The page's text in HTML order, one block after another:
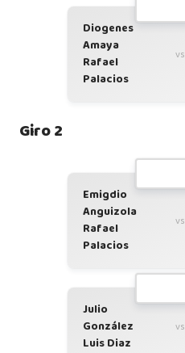
Diogenes
Amaya
Rafael
Palacios
vs
Giro 2
Emigdio
Anguizola
Rafael
Palacios
vs
Julio
González
Luis Diaz
vs